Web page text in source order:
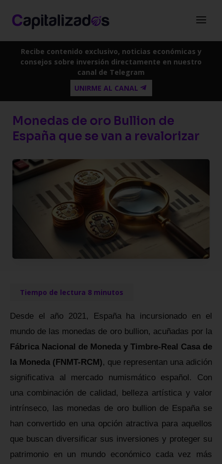
Recibe contenido exclusivo, noticias económicas y
consejos sobre inversión directamente en nuestro
canal de Telegram
UNIRME AL CANAL
Monedas de oro Bullion de
España que se van a revalorizar
Desde el año 2021, España ha incursionado en el
mundo de las monedas de oro bullion, acuñadas por la
Fábrica Nacional de Moneda y Timbre-Real Casa de
la Moneda (FNMT-RCM), que representan una adición
significativa al mercado numismático español. Con
una combinación de calidad, belleza artística y valor
intrínseco, las monedas de oro bullion de España se
han convertido en una opción atractiva para aquellos
que buscan diversificar sus inversiones y proteger su
patrimonio en un mundo económico cada vez más